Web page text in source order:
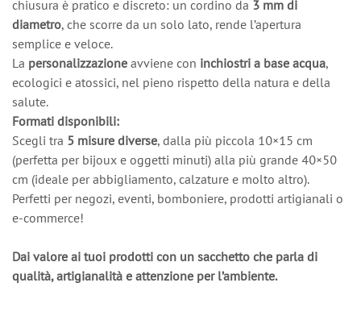
chiusura è pratico e discreto: un cordino da 3 mm di
diametro, che scorre da un solo lato, rende l’apertura
semplice e veloce.
La personalizzazione avviene con inchiostri a base acqua,
ecologici e atossici, nel pieno rispetto della natura e della
salute.
Formati disponibili:
Scegli tra 5 misure diverse, dalla più piccola 10×15 cm
(perfetta per bijoux e oggetti minuti) alla più grande 40×50
cm (ideale per abbigliamento, calzature e molto altro).
Perfetti per negozi, eventi, bomboniere, prodotti artigianali o
e-commerce!
Dai valore ai tuoi prodotti con un sacchetto che parla di
qualità, artigianalità e attenzione per l’ambiente.